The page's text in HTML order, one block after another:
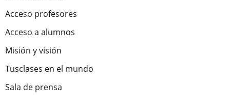
Acceso profesores
Acceso a alumnos
Misión y visión
Tusclases en el mundo
Sala de prensa